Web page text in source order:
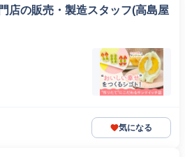
店の販売・製造スタッフ(高島屋
気になる